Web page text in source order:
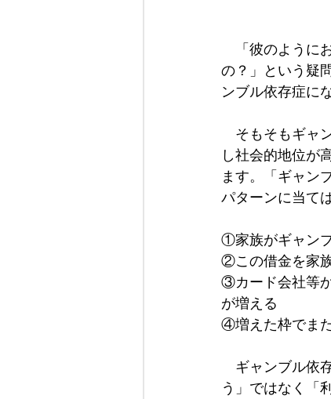
「彼のように
の？」という疑
ンブル依存症に
そもそもギャ
し社会的地位が
ます。「ギャン
パターンに当て
①家族がギャン
②この借金を家
③カード会社等
が増える
④増えた枠でま
ギャンブル依
う」ではなく「